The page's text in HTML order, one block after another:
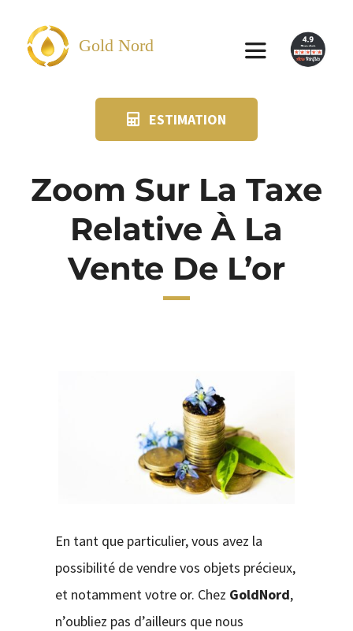
contenu
Gold Nord
Toggle
SUIVI KIT POSTAL
ESTIMATION
Zoom Sur La Taxe
Relative À La
Vente De L’or
En tant que particulier, vous avez la
possibilité de vendre vos objets précieux,
et notamment votre or. Chez GoldNord,
n’oubliez pas d’ailleurs que nous